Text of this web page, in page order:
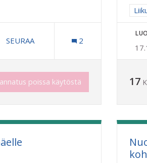
Puistot ja luonto
2 SEURAAJAA
SEURAA
VANTAANJOKI OJASTA PUROKSI
2
poissa käytöstä 17